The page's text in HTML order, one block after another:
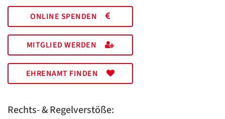
ONLINE SPENDEN
MITGLIED WERDEN
EHRENAMT FINDEN
Rechts- & Regelverstöße: